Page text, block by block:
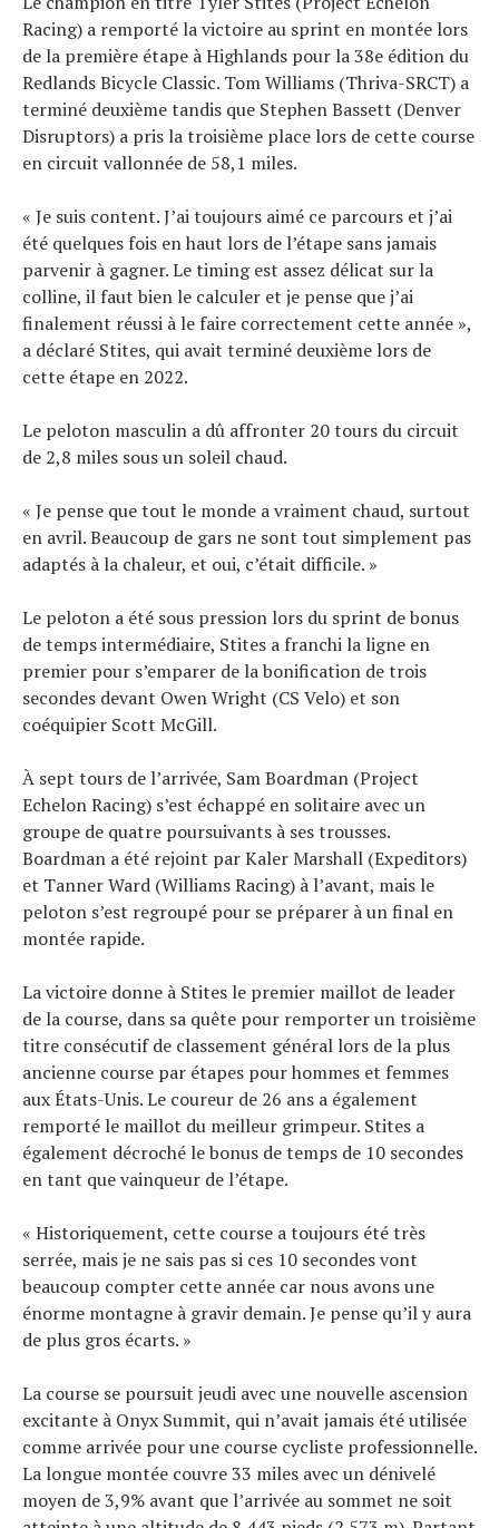
Racing) a remporté la victoire au sprint en montée lors
de la première étape à Highlands pour la 38e édition du
Redlands Bicycle Classic. Tom Williams (Thriva-SRCT) a
terminé deuxième tandis que Stephen Bassett (Denver
Disruptors) a pris la troisième place lors de cette course
en circuit vallonnée de 58,1 miles.
« Je suis content. J’ai toujours aimé ce parcours et j’ai
été quelques fois en haut lors de l’étape sans jamais
parvenir à gagner. Le timing est assez délicat sur la
colline, il faut bien le calculer et je pense que j’ai
finalement réussi à le faire correctement cette année »,
a déclaré Stites, qui avait terminé deuxième lors de
cette étape en 2022.
Le peloton masculin a dû affronter 20 tours du circuit
de 2,8 miles sous un soleil chaud.
« Je pense que tout le monde a vraiment chaud, surtout
en avril. Beaucoup de gars ne sont tout simplement pas
adaptés à la chaleur, et oui, c’était difficile. »
Le peloton a été sous pression lors du sprint de bonus
de temps intermédiaire, Stites a franchi la ligne en
premier pour s’emparer de la bonification de trois
secondes devant Owen Wright (CS Velo) et son
coéquipier Scott McGill.
À sept tours de l’arrivée, Sam Boardman (Project
Echelon Racing) s’est échappé en solitaire avec un
groupe de quatre poursuivants à ses trousses.
Boardman a été rejoint par Kaler Marshall (Expeditors)
et Tanner Ward (Williams Racing) à l’avant, mais le
peloton s’est regroupé pour se préparer à un final en
montée rapide.
La victoire donne à Stites le premier maillot de leader
de la course, dans sa quête pour remporter un troisième
titre consécutif de classement général lors de la plus
ancienne course par étapes pour hommes et femmes
aux États-Unis. Le coureur de 26 ans a également
remporté le maillot du meilleur grimpeur. Stites a
également décroché le bonus de temps de 10 secondes
en tant que vainqueur de l’étape.
« Historiquement, cette course a toujours été très
serrée, mais je ne sais pas si ces 10 secondes vont
beaucoup compter cette année car nous avons une
énorme montagne à gravir demain. Je pense qu’il y aura
de plus gros écarts. »
La course se poursuit jeudi avec une nouvelle ascension
excitante à Onyx Summit, qui n’avait jamais été utilisée
comme arrivée pour une course cycliste professionnelle.
La longue montée couvre 33 miles avec un dénivelé
moyen de 3,9% avant que l’arrivée au sommet ne soit